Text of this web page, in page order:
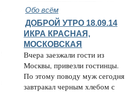
Обо всём
ДОБРОЙ УТРО 18.09.14
ИКРА КРАСНАЯ,
МОСКОВСКАЯ
Вчера заезжали гости из
Москвы, привезли гостинцы.
По этому поводу муж сегодня
завтракал черным хлебом с